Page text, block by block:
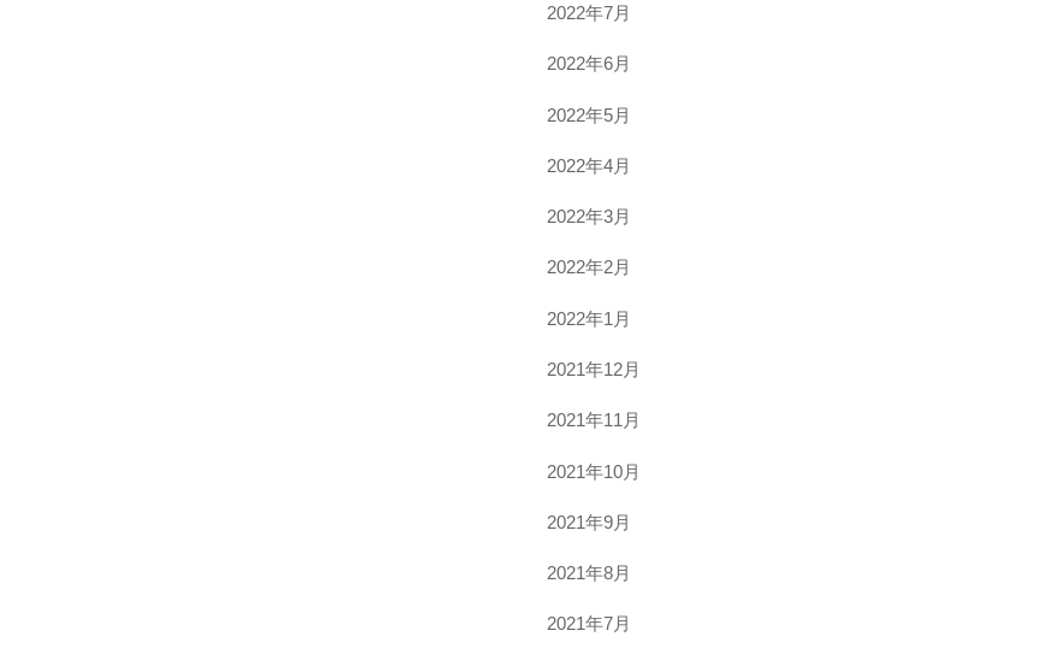
2022年7月
2022年6月
2022年5月
2022年4月
2022年3月
2022年2月
2022年1月
2021年12月
2021年11月
2021年10月
2021年9月
2021年8月
2021年7月